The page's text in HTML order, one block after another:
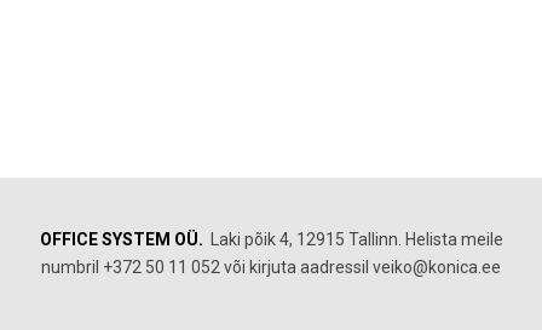
OFFICE SYSTEM OÜ. Laki põik 4, 12915 Tallinn. Helista meile
numbril +372 50 11 052 või kirjuta aadressil veiko@konica.ee